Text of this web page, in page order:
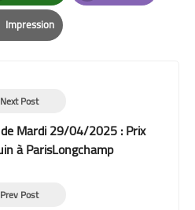
Whatsapp Email
Impression
Print
Next Post
Mardi 29/04/2025 : Prix
à ParisLongchamp
Prev Post